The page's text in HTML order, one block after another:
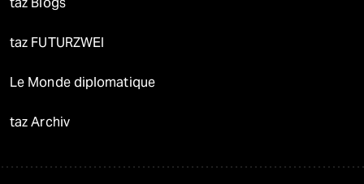
taz FUTURZWEI
Le Monde diplomatique
taz Archiv